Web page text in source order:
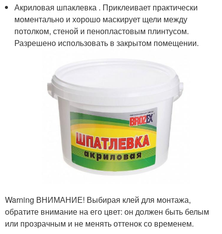
Акриловая шпаклевка . Приклеивает практически
моментально и хорошо маскирует щели между
потолком, стеной и пенопластовым плинтусом.
Разрешено использовать в закрытом помещении.
Warning ВНИМАНИЕ! Выбирая клей для монтажа,
обратите внимание на его цвет: он должен быть белым
или прозрачным и не менять оттенок со временем.